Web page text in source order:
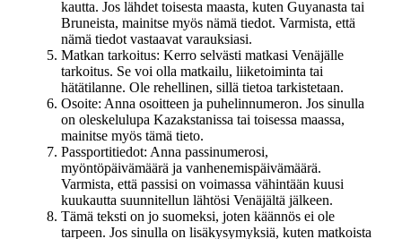
kautta. Jos lähdet toisesta maasta, kuten Guyanasta tai
Bruneista, mainitse myös nämä tiedot. Varmista, että
nämä tiedot vastaavat varauksiasi.
Matkan tarkoitus: Kerro selvästi matkasi Venäjälle
tarkoitus. Se voi olla matkailu, liiketoiminta tai
hätätilanne. Ole rehellinen, sillä tietoa tarkistetaan.
Osoite: Anna osoitteen ja puhelinnumeron. Jos sinulla
on oleskelulupa Kazakstanissa tai toisessa maassa,
mainitse myös tämä tieto.
Passportitiedot: Anna passinumerosi,
myöntöpäivämäärä ja vanhenemispäivämäärä.
Varmista, että passisi on voimassa vähintään kuusi
kuukautta suunnitellun lähtösi Venäjältä jälkeen.
Tämä teksti on jo suomeksi, joten käännös ei ole
tarpeen. Jos sinulla on lisäkysymyksiä, kuten matkoista